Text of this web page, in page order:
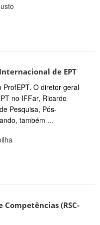
de EPT
ProfEPT. O diretor geral
no IFFar, Ricardo
Pesquisa, Pós-
também ...
(RSC-